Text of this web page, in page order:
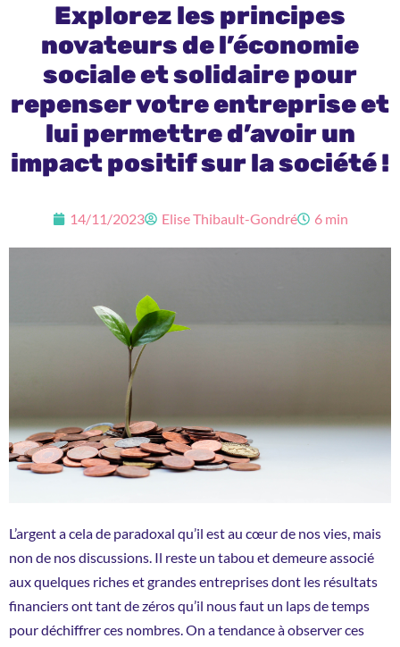
Explorez les principes
novateurs de l’économie
sociale et solidaire pour
repenser votre entreprise et
lui permettre d’avoir un
impact positif sur la société !
14/11/2023 Elise Thibault-Gondré 6 min
L’argent a cela de paradoxal qu’il est au cœur de nos vies, mais
non de nos discussions. Il reste un tabou et demeure associé
aux quelques riches et grandes entreprises dont les résultats
financiers ont tant de zéros qu’il nous faut un laps de temps
pour déchiffrer ces nombres. On a tendance à observer ces